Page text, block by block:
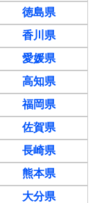
徳島県
香川県
愛媛県
高知県
福岡県
佐賀県
長崎県
熊本県
大分県